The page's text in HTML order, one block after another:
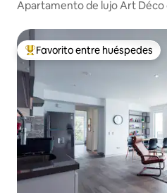
Apartamento de lujo Art Déco
Favorito entre huéspedes
Favorito entre huéspedes